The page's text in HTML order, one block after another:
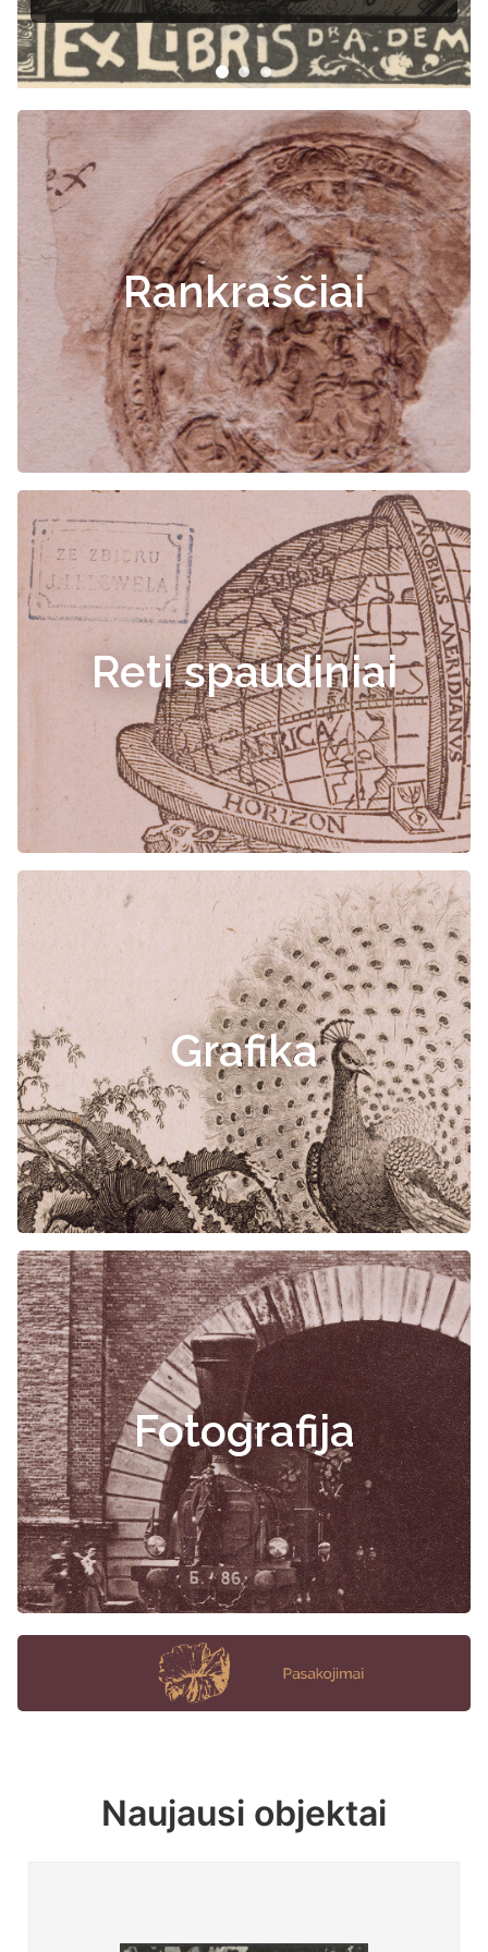
Rankraščiai
Reti spaudiniai
Grafika
Fotografija
Naujausi objektai